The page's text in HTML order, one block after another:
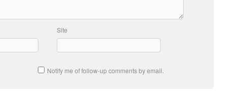
Site
Notify me of follow-up comments by email.